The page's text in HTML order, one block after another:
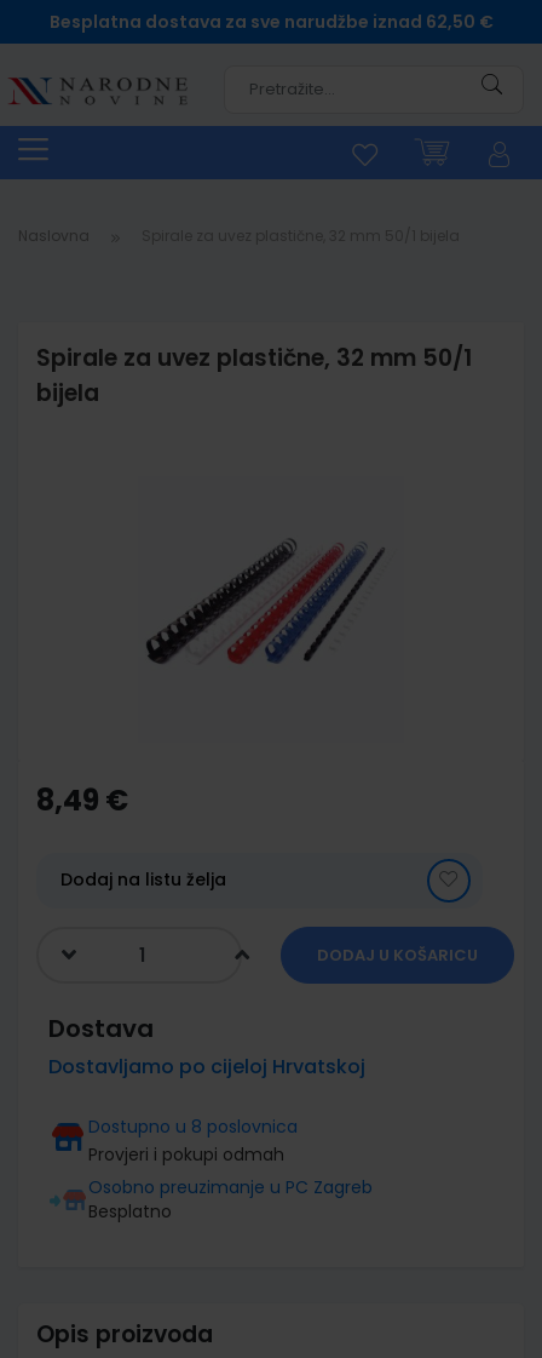
Besplatna dostava za sve narudžbe iznad 62,50 €
Naslovna
Spirale za uvez plastične, 32 mm 50/1
bijela
the
beginning
gallery
8,49 €
Dodaj na listu želja
DODAJ U KOŠARICU
Dostava
Dostavljamo po cijeloj Hrvatskoj
Dostupno u 8 poslovnica
Provjeri i pokupi odmah
Osobno preuzimanje u PC Zagreb
Besplatno
Opis proizvoda